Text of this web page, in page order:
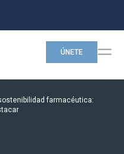
ÚNETE
farmacéutica: